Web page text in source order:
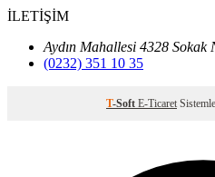
İLETİŞİM
Aydın Mahallesi 4328
(0232) 351 10 35
T-Soft E-Ticaret